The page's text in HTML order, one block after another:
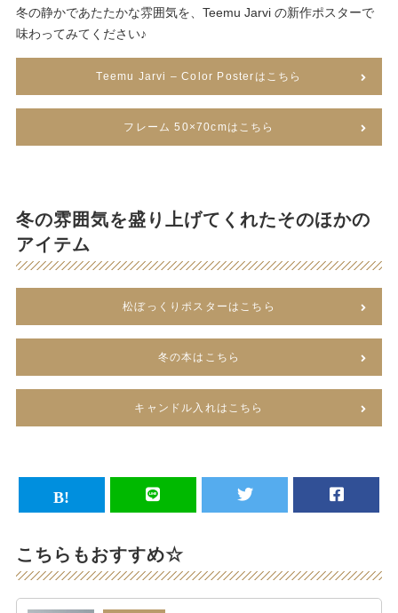
冬の静かであたたかな雰囲気を、Teemu Jarvi の新作ポスターで
味わってみてください♪
Teemu Jarvi – Color Posterはこちら
フレーム 50×70cmはこちら
冬の雰囲気を盛り上げてくれたそのほかの
アイテム
松ぼっくりポスターはこちら
冬の本はこちら
キャンドル入れはこちら
こちらもおすすめ☆